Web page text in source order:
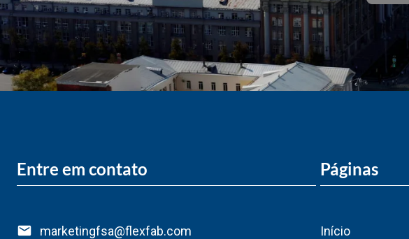
Entre em contato
marketingfsa@flexfab.com
Páginas
Início